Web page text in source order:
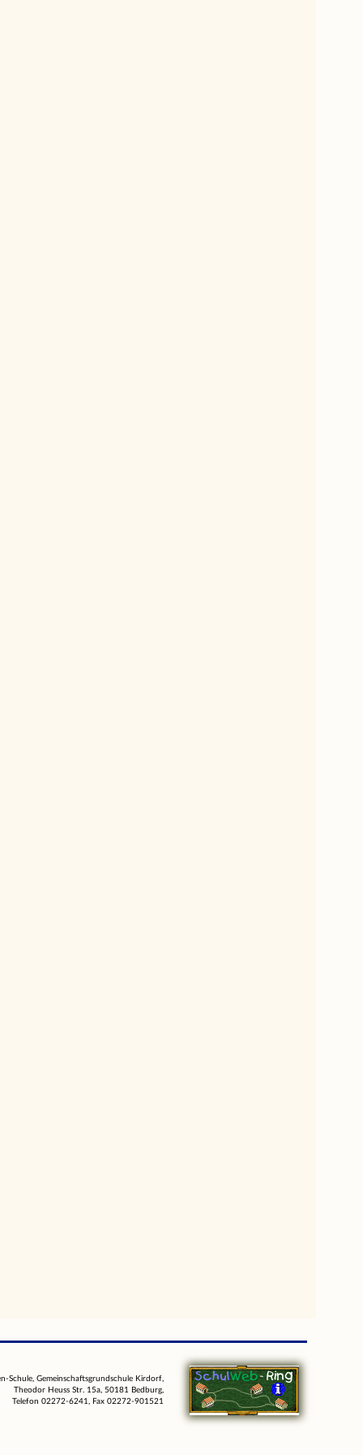
Schule, Gemeinschaftsgrundschule Kirdorf,
Theodor Heuss Str. 15a, 50181 Bedburg,
Telefon 02272-6241, Fax 02272-901521